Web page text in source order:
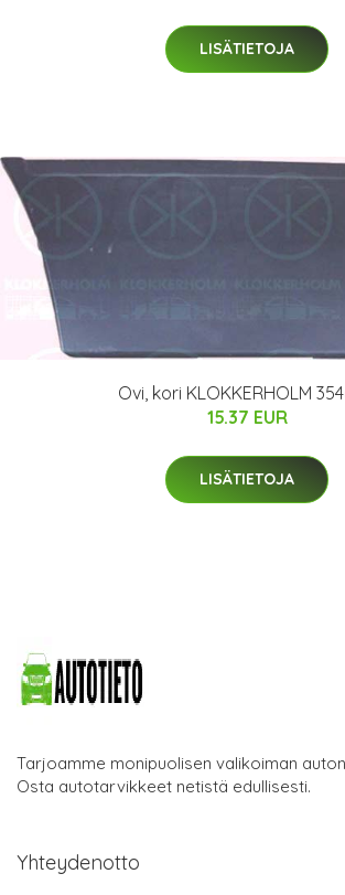
LISÄTIETOJA
Ovi, kori KLOKKERHOLM
15.37 EUR
LISÄTIETOJA
Tarjoamme monipuolisen valikoiman
Osta autotarvikkeet netistä edullisesti.
Yhteydenotto